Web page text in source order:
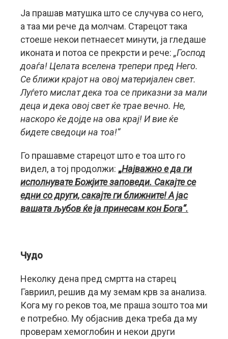
Ја прашав матушка што се случува со него,
а таа ми рече да молчам. Старецот така
стоеше некои петнаесет минути, ја гледаше
иконата и потоа се прекрсти и рече: „Господ
доаѓа! Целата вселена трепери пред Него.
Се ближи крајот на овој материјален свет.
Луѓето мислат дека тоа се приказни за мали
деца и дека овој свет ќе трае вечно. Не,
наскоро ќе дојде на ова крај! И вие ќе
бидете сведоци на тоа!“
Го прашавме старецот што е тоа што го
видел, а тој продолжи: „Најважно е да ги
исполнувате Божјите заповеди. Сакајте се
едни со други, сакајте ги ближните! А јас
вашата љубов ќе ја принесам кон Бога“.
Чудо
Неколку дена пред смртта на старец
Гавриил, решив да му земам крв за анализа.
Кога му го реков тоа, ме праша зошто тоа ми
е потребно. Му објаснив дека треба да му
проверам хемоглобин и некои други